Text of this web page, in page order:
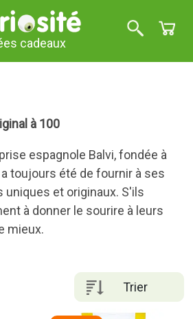
cadeaux
à 100
espagnole Balvi, fondée à
toujours été de fournir à ses
et originaux. S'ils
à donner le sourire à leurs
mieux.
Trier